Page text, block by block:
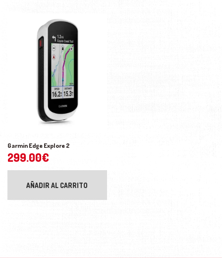
Garmin Edge Explore 2
299.00€
AÑADIR AL CARRITO